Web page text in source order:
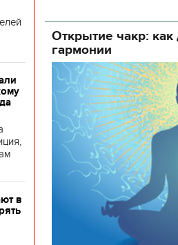
в
об
Открытие чакр: как
гармонии